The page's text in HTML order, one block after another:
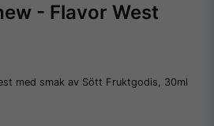
- Flavor West
med smak av Sött Fruktgodis, 30ml